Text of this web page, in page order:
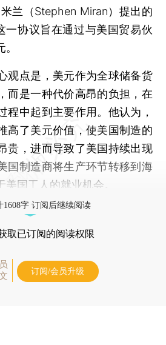
兰（Stephen Miran）提出的
一协议旨在通过与美国贸易伙
点是，美元作为全球储备货
而是一种代价高昂的负担，在
程中起到主要作用。他认为，
高了美元价值，使美国制造的
贵，进而导致了美国持续出现
国制造商将生产环节转移到海
国工人的就业机会。
1608字 订阅后继续阅读
取已订阅的阅读权限
订阅/会员升级